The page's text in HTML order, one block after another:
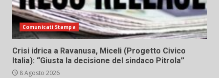
Comunicati Stampa
Crisi idrica a Ravanusa, Miceli (Progetto Civico
Italia): “Giusta la decisione del sindaco Pitrola”
8 Agosto 2026